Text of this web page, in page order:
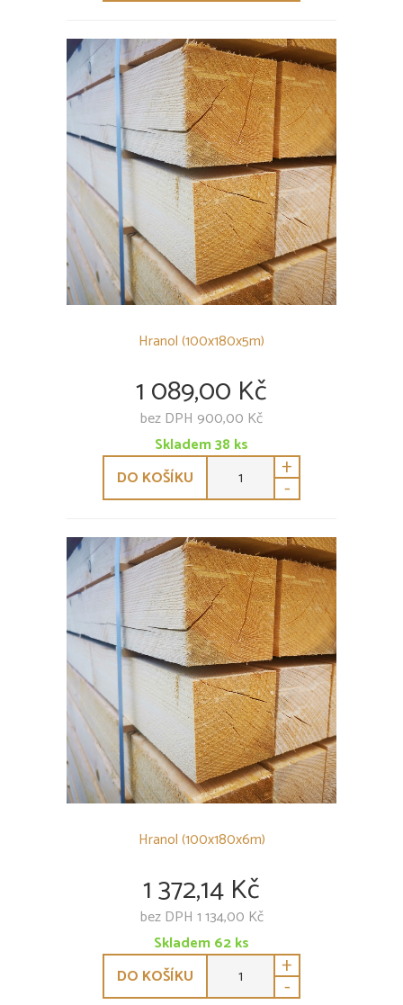
Hranol (100x180x5m)
1 089,00 Kč
bez DPH 900,00 Kč
Skladem38 ks
DO KOŠÍKU
+
-
Hranol (100x180x6m)
1 372,14 Kč
bez DPH 1 134,00 Kč
Skladem62ks
DO KOŠÍKU
+
-